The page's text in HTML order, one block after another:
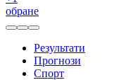
обране
Результати
Прогнози
Спорт